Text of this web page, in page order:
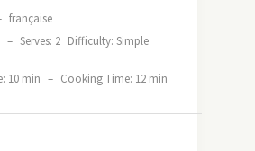
française
– Serves: 2 Difficulty: Simple
10 min – Cooking Time: 12 min